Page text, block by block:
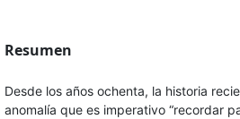
Resumen
Desde los años ochenta, la historia
anomalía que es imperativo “recordar